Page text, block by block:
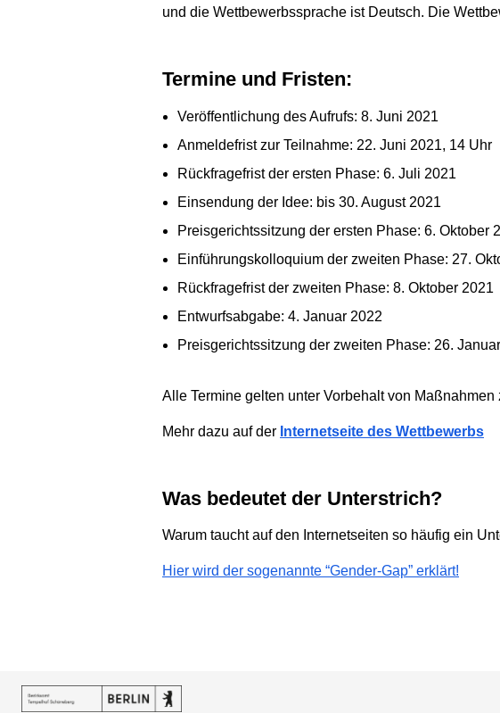
und die Wettbewerbssprache ist Deutsch. Die
Termine und Fristen:
Veröffentlichung des Aufrufs: 8. Juni 2021
Anmeldefrist zur Teilnahme: 22. Juni 2021, 14 Uhr
Rückfragefrist der ersten Phase: 6. Juli 2021
Einsendung der Idee: bis 30. August 2021
Preisgerichtssitzung der ersten Phase: 6. Oktober
Einführungskolloquium der zweiten Phase: 27.
Rückfragefrist der zweiten Phase: 8. Oktober 2021
Entwurfsabgabe: 4. Januar 2022
Preisgerichtssitzung der zweiten Phase: 26.
Alle Termine gelten unter Vorbehalt von
Mehr dazu auf der Internetseite des Wettbewerbs
Was bedeutet der Unterstrich?
Warum taucht auf den Internetseiten so häufig ein
Hier wird der sogenannte “Gender-Gap” erklärt!